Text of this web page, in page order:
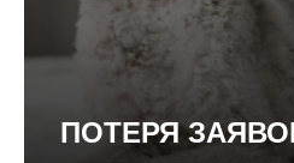
ПОТЕРЯ